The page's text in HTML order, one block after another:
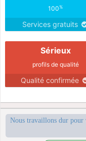
100%
Services gratuits
Sérieux
profils de qualité
Qualité confirmée
Nous travaillons dur